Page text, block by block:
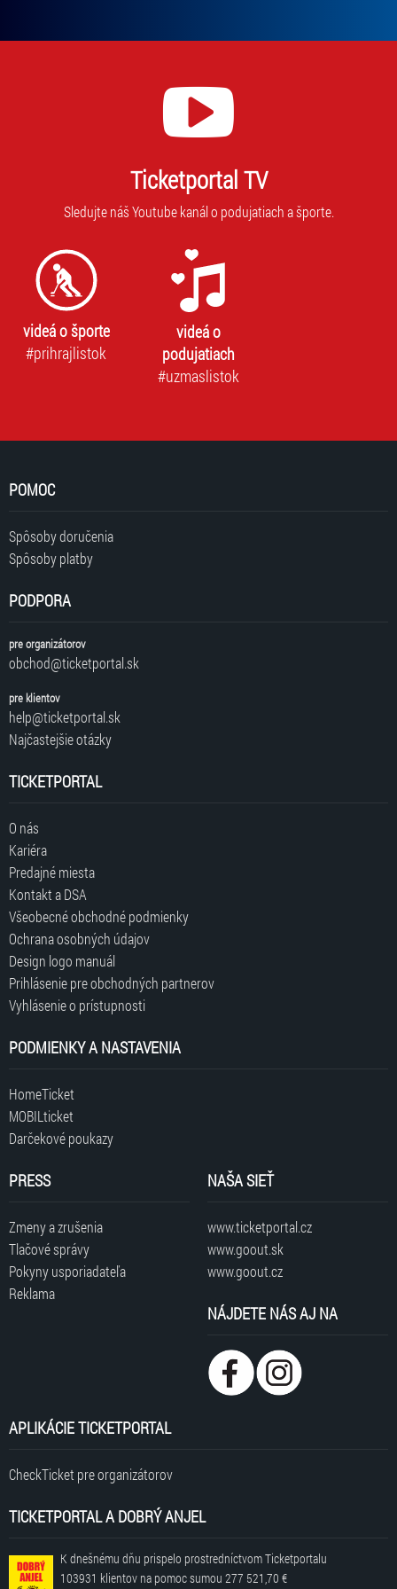
Ticketportal TV
Sledujte náš Youtube kanál o podujatiach a športe.
videá o športe
#prihrajlistok
videá o
podujatiach
#uzmaslistok
POMOC
Spôsoby doručenia
Spôsoby platby
PODPORA
pre organizátorov
obchod@ticketportal.sk
pre klientov
help@ticketportal.sk
Najčastejšie otázky
TICKETPORTAL
O nás
Kariéra
Predajné miesta
Kontakt a DSA
Všeobecné obchodné podmienky
Ochrana osobných údajov
Design logo manuál
Prihlásenie pre obchodných partnerov
Vyhlásenie o prístupnosti
PODMIENKY A NASTAVENIA
HomeTicket
MOBILticket
Darčekové poukazy
PRESS
Zmeny a zrušenia
Tlačové správy
Pokyny usporiadateľa
Reklama
NAŠA SIEŤ
www.ticketportal.cz
www.goout.sk
www.goout.cz
NÁJDETE NÁS AJ NA
APLIKÁCIE TICKETPORTAL
CheckTicket pre organizátorov
TICKETPORTAL A DOBRÝ ANJEL
K dnešnému dňu prispelo prostredníctvom Ticketportalu
103931 klientov na pomoc sumou 277 521,70 €